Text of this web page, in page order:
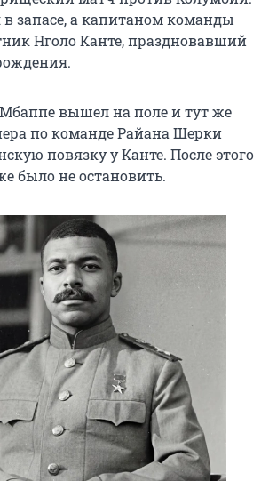
запасе, а капитаном команды
Нголо Канте, праздновавший
вышел на поле и тут же
по команде Райана Шерки
повязку у Канте. После этого
было не остановить.